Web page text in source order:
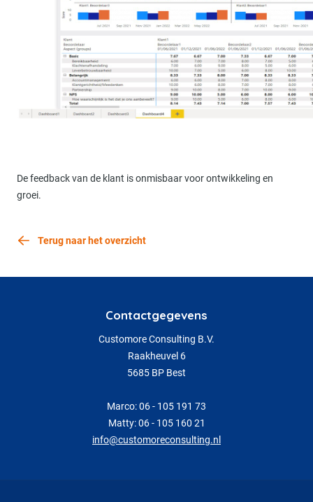
De feedback van de klant is onmisbaar voor ontwikkeling en
groei.
Terug naar het overzicht
Contactgegevens
Customore Consulting B.V.
Raakheuvel 6
5685 BP Best
Marco: 06 - 105 191 73
Matty: 06 - 105 160 21
info@customoreconsulting.nl